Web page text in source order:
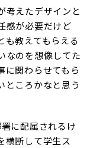
考えたデザインと
感が必要だけど
も教えてもらえる
なのを想像してた
に関わらせてもら
ところかなと思う
に配属されるけ
横断して学生ス